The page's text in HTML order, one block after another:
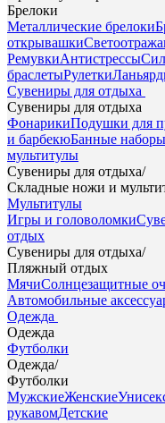
Брелоки
Металлические брелоки
открывашки
РемувкиАнтистрессы
браслетыРулетки
Сувениры для отдыха
Сувениры для отдыха
ФонарикиПодушки для
и барбекюБанные
мультитулы
Сувениры для отдыха/
Складные ножи и
Мультитулы
Игры и головоломки
отдых
Сувениры для отдыха/
Пляжный отдых
МячиСолнцезащитные
Автомобильные
Одежда
Одежда
Футболки
Одежда/
Футболки
МужскиеЖенские
рукавомДетские